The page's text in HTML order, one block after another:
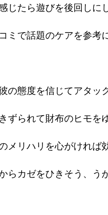
じたら遊びを後回しに
ミで話題のケアを参考
の態度を信じてアタッ
られて財布のヒモを
メリハリを心がければ
らカゼをひきそう、う